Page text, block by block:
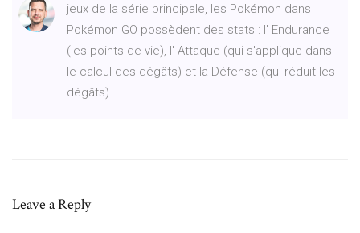
jeux de la série principale, les Pokémon dans
Pokémon GO possèdent des stats : l' Endurance
(les points de vie), l' Attaque (qui s'applique dans
le calcul des dégâts) et la Défense (qui réduit les
dégâts).
Leave a Reply